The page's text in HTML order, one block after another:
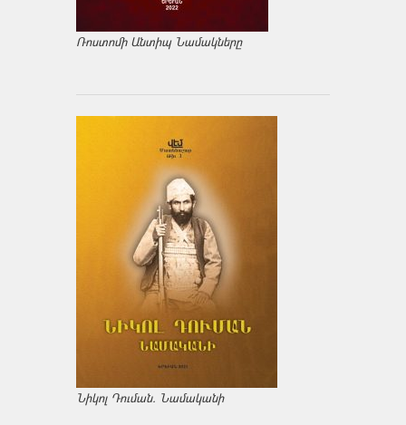
Ռոստոմի Անտիպ Նամակները
Նիկոլ Դուման. Նամականի